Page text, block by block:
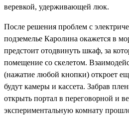
веревкой, удерживающей люк.
После решения проблем с
подземелье Каролина окажется в
предстоит отодвинуть шкаф, за
помещение со скелетом.
(нажатие любой кнопки) откроет
будут камеры и кассета. Забрав
открыть портал в переговорной и
экспериментальную комнату